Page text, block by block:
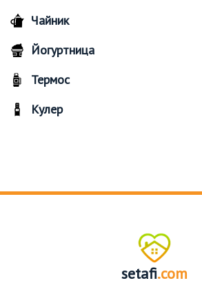
Чайник
Йогуртница
Термос
Кулер
setafi.com